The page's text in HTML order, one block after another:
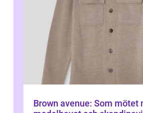
Brown avenue: Som mötet